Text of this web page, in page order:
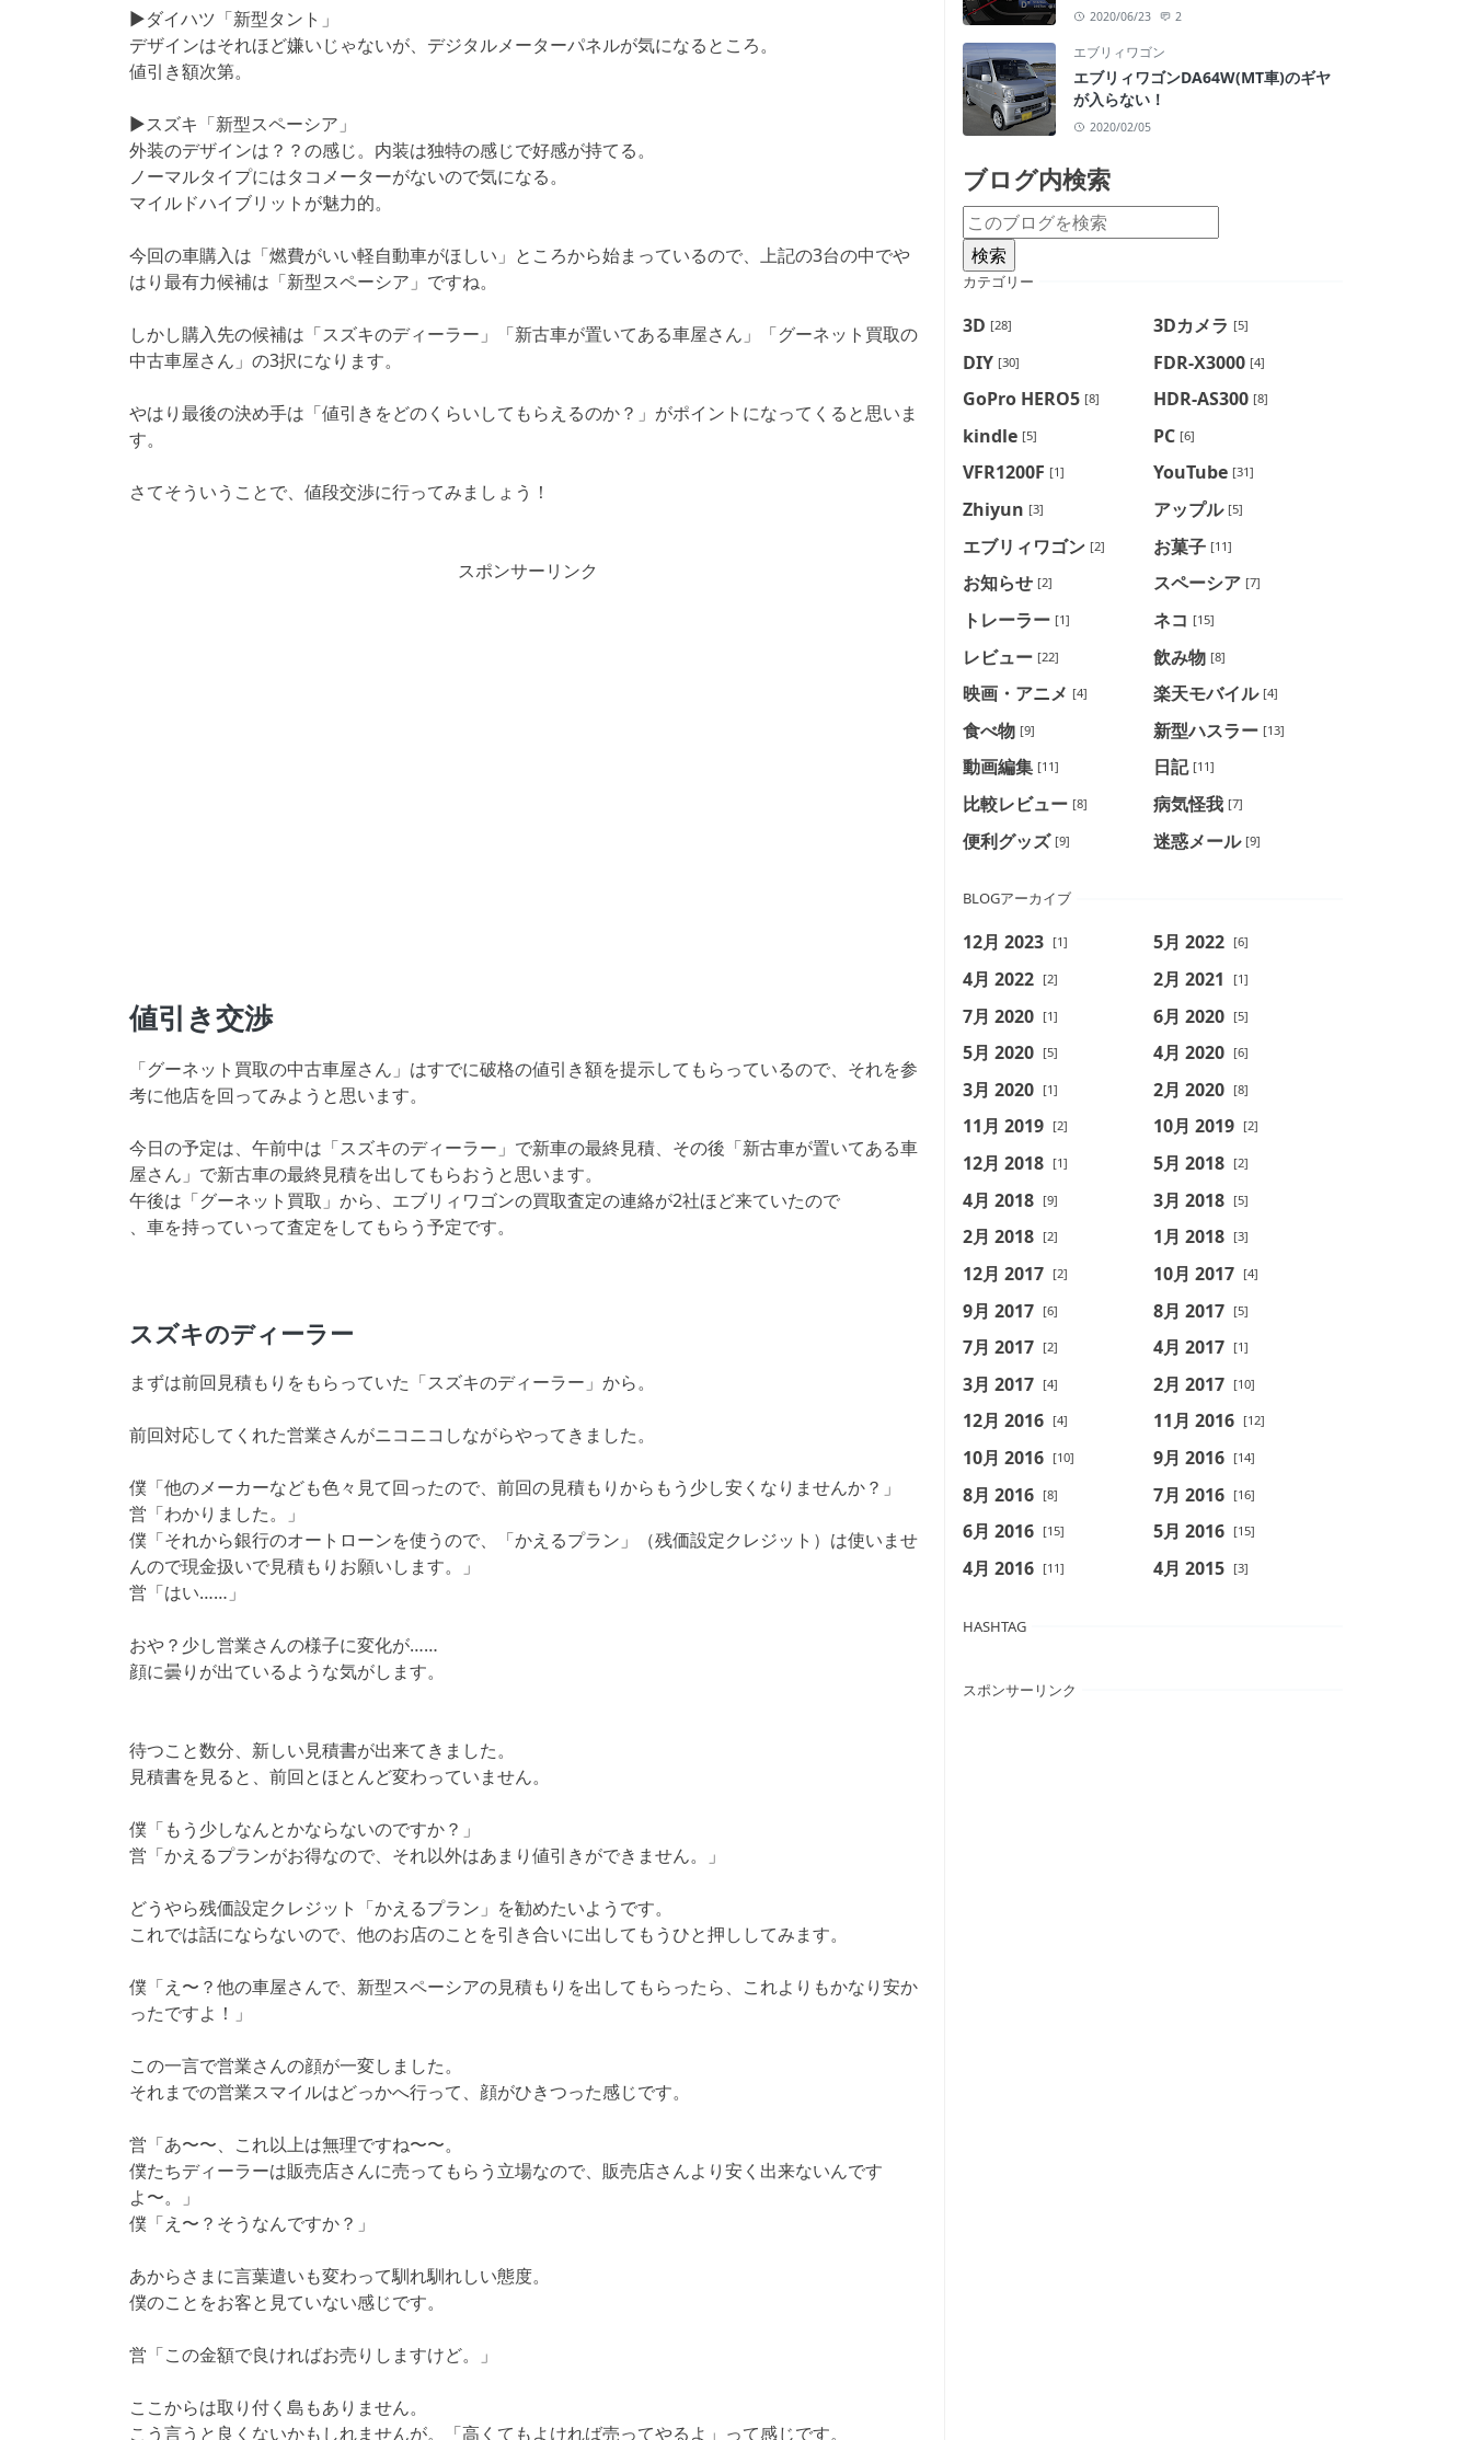
▶ダイハツ「新型タント」
デザインはそれほど嫌いじゃないが、デジタルメーターパネルが気になるところ。
値引き額次第。
▶スズキ「新型スペーシア」
外装のデザインは？？の感じ。内装は独特の感じで好感が持てる。
ノーマルタイプにはタコメーターがないので気になる。
マイルドハイブリットが魅力的。
今回の車購入は「燃費がいい軽自動車がほしい」ところから始まっているので、上記の3台の中でや
はり最有力候補は「新型スペーシア」ですね。
しかし購入先の候補は「スズキのディーラー」「新古車が置いてある車屋さん」「グーネット買取の
中古車屋さん」の3択になります。
やはり最後の決め手は「値引きをどのくらいしてもらえるのか？」がポイントになってくると思いま
す。
さてそういうことで、値段交渉に行ってみましょう！
スポンサーリンク
値引き交渉
「グーネット買取の中古車屋さん」はすでに破格の値引き額を提示してもらっているので、それを参
考に他店を回ってみようと思います。
今日の予定は、午前中は「スズキのディーラー」で新車の最終見積、その後「新古車が置いてある車
屋さん」で新古車の最終見積を出してもらおうと思います。
午後は「グーネット買取」から、エブリィワゴンの買取査定の連絡が2社ほど来ていたので
、車を持っていって査定をしてもらう予定です。
スズキのディーラー
まずは前回見積もりをもらっていた「スズキのディーラー」から。
前回対応してくれた営業さんがニコニコしながらやってきました。
僕「他のメーカーなども色々見て回ったので、前回の見積もりからもう少し安くなりませんか？」
営「わかりました。」
僕「それから銀行のオートローンを使うので、「かえるプラン」（残価設定クレジット）は使いませ
んので現金扱いで見積もりお願いします。」
営「はい……」
おや？少し営業さんの様子に変化が……
顔に曇りが出ているような気がします。
待つこと数分、新しい見積書が出来てきました。
見積書を見ると、前回とほとんど変わっていません。
僕「もう少しなんとかならないのですか？」
営「かえるプランがお得なので、それ以外はあまり値引きができません。」
どうやら残価設定クレジット「かえるプラン」を勧めたいようです。
これでは話にならないので、他のお店のことを引き合いに出してもうひと押ししてみます。
僕「え〜？他の車屋さんで、新型スペーシアの見積もりを出してもらったら、これよりもかなり安か
ったですよ！」
この一言で営業さんの顔が一変しました。
それまでの営業スマイルはどっかへ行って、顔がひきつった感じです。
営「あ〜〜、これ以上は無理ですね〜〜。
僕たちディーラーは販売店さんに売ってもらう立場なので、販売店さんより安く出来ないんです
よ〜。」
僕「え〜？そうなんですか？」
あからさまに言葉遣いも変わって馴れ馴れしい態度。
僕のことをお客と見ていない感じです。
営「この金額で良ければお売りしますけど。」
ここからは取り付く島もありません。
こう言うと良くないかもしれませんが。「高くてもよければ売ってやるよ」って感じです。
2020/06/23 2
エブリィワゴン
エブリィワゴンDA64W(MT車)のギヤ
が入らない！
2020/02/05
ブログ内検索
カテゴリー
3D [28] 3Dカメラ [5]
DIY [30] FDR-X3000 [4]
GoPro HERO5 [8] HDR-AS300 [8]
kindle [5] PC [6]
VFR1200F [1] YouTube [31]
Zhiyun [3] アップル [5]
エブリィワゴン [2] お菓子 [11]
お知らせ [2] スペーシア [7]
トレーラー [1] ネコ [15]
レビュー [22] 飲み物 [8]
映画・アニメ [4] 楽天モバイル [4]
食べ物 [9] 新型ハスラー [13]
動画編集 [11] 日記 [11]
比較レビュー [8] 病気怪我 [7]
便利グッズ [9] 迷惑メール [9]
BLOGアーカイブ
12月 2023 [1] 5月 2022 [6]
4月 2022 [2] 2月 2021 [1]
7月 2020 [1] 6月 2020 [5]
5月 2020 [5] 4月 2020 [6]
3月 2020 [1] 2月 2020 [8]
11月 2019 [2] 10月 2019 [2]
12月 2018 [1] 5月 2018 [2]
4月 2018 [9] 3月 2018 [5]
2月 2018 [2] 1月 2018 [3]
12月 2017 [2] 10月 2017 [4]
9月 2017 [6] 8月 2017 [5]
7月 2017 [2] 4月 2017 [1]
3月 2017 [4] 2月 2017 [10]
12月 2016 [4] 11月 2016 [12]
10月 2016 [10] 9月 2016 [14]
8月 2016 [8] 7月 2016 [16]
6月 2016 [15] 5月 2016 [15]
4月 2016 [11] 4月 2015 [3]
HASHTAG
スポンサーリンク